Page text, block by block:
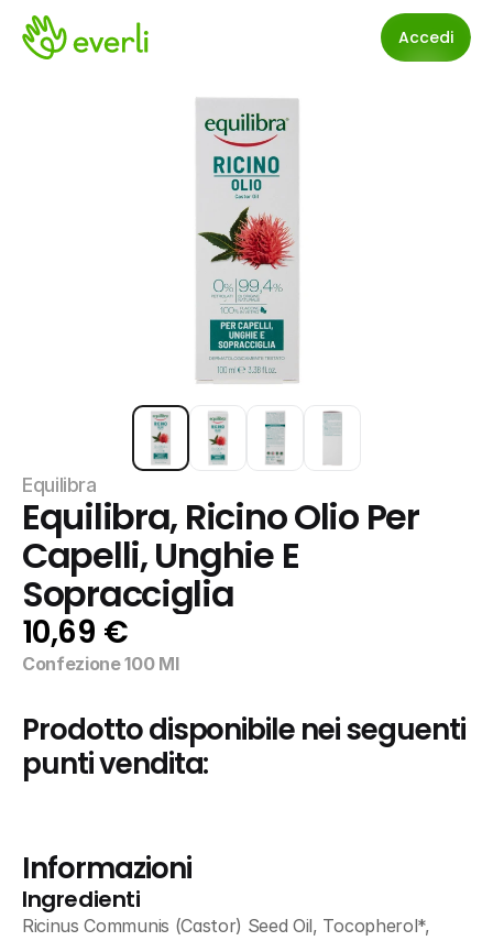
Accedi
Equilibra
Equilibra, Ricino Olio Per
Capelli, Unghie E
Sopracciglia
10,69 €
Confezione 100 Ml
Prodotto disponibile nei seguenti
punti vendita:
Informazioni
Ingredienti
Ricinus Communis (Castor) Seed Oil, Tocopherol*,